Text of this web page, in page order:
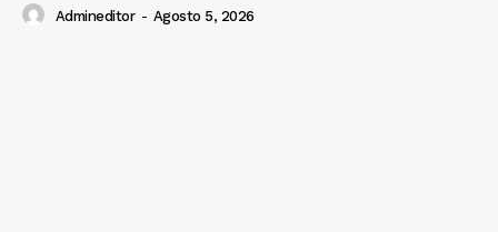
Admineditor - Agosto 5, 2026